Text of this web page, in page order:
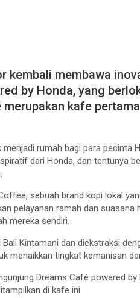
kembali membawa
by Honda, yang
kafe
rumah bagi para pecinta
dari Honda, dan tentunya
sebuah brand kopi lokal
pelayanan ramah dan suasana
mereka sendiri.
Kintamani dan diekstraksi
menaikkan tingkat kemanisan
Dreams Café powered
di kafe ini.